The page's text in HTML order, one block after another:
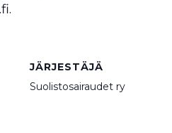
JÄRJESTÄJÄ
Suolistosairaudet ry